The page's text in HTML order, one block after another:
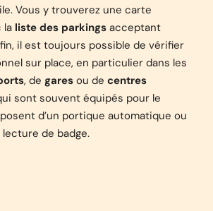
Vous y trouverez une carte
la liste des parkings acceptant
il est toujours possible de vérifier
sur place, en particulier dans les
, de gares ou de centres
sont souvent équipés pour le
d’un portique automatique ou
lecture de badge.